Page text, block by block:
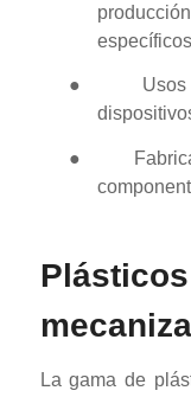
●
●
La gama de